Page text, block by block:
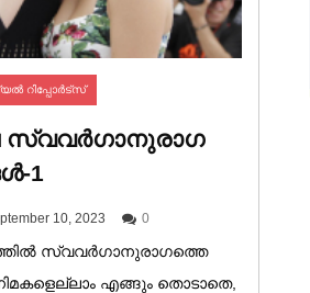
റിപ്പോര്‍ട്സ്
സ്വവർഗാനുരാഗ
1
10, 2023 0
സ്വവർഗാനുരാഗത്തെ
എങ്ങും തൊടാതെ,